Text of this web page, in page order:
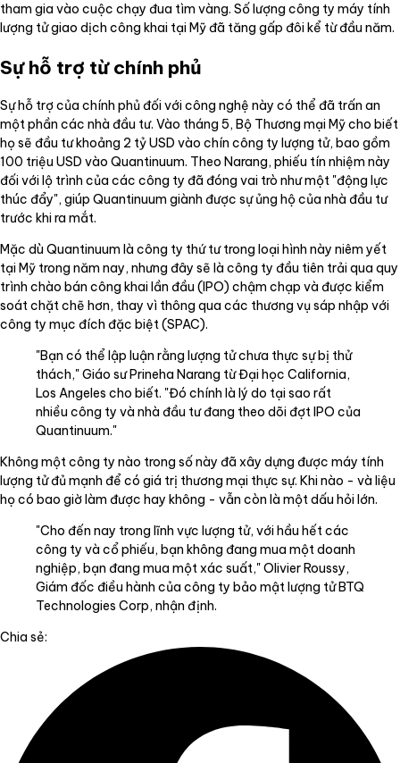
tham gia vào cuộc chạy đua tìm vàng. Số lượng công ty máy tính
lượng tử giao dịch công khai tại Mỹ đã tăng gấp đôi kể từ đầu năm.
Sự hỗ trợ từ chính phủ
Sự hỗ trợ của chính phủ đối với công nghệ này có thể đã trấn an
một phần các nhà đầu tư. Vào tháng 5, Bộ Thương mại Mỹ cho biết
họ sẽ đầu tư khoảng 2 tỷ USD vào chín công ty lượng tử, bao gồm
100 triệu USD vào Quantinuum. Theo Narang, phiếu tín nhiệm này
đối với lộ trình của các công ty đã đóng vai trò như một "động lực
thúc đẩy", giúp Quantinuum giành được sự ủng hộ của nhà đầu tư
trước khi ra mắt.
Mặc dù Quantinuum là công ty thứ tư trong loại hình này niêm yết
tại Mỹ trong năm nay, nhưng đây sẽ là công ty đầu tiên trải qua quy
trình chào bán công khai lần đầu (IPO) chậm chạp và được kiểm
soát chặt chẽ hơn, thay vì thông qua các thương vụ sáp nhập với
công ty mục đích đặc biệt (SPAC).
"Bạn có thể lập luận rằng lượng tử chưa thực sự bị thử
thách," Giáo sư Prineha Narang từ Đại học California,
Los Angeles cho biết. "Đó chính là lý do tại sao rất
nhiều công ty và nhà đầu tư đang theo dõi đợt IPO của
Quantinuum."
Không một công ty nào trong số này đã xây dựng được máy tính
lượng tử đủ mạnh để có giá trị thương mại thực sự. Khi nào - và liệu
họ có bao giờ làm được hay không - vẫn còn là một dấu hỏi lớn.
"Cho đến nay trong lĩnh vực lượng tử, với hầu hết các
công ty và cổ phiếu, bạn không đang mua một doanh
nghiệp, bạn đang mua một xác suất," Olivier Roussy,
Giám đốc điều hành của công ty bảo mật lượng tử BTQ
Technologies Corp, nhận định.
Chia sẻ: